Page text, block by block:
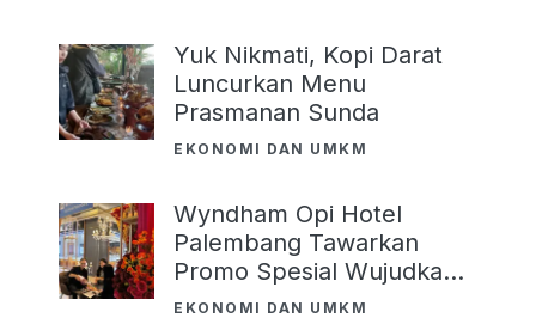
Yuk Nikmati, Kopi Darat
Luncurkan Menu
Prasmanan Sunda
EKONOMI DAN UMKM
Wyndham Opi Hotel
Palembang Tawarkan
Promo Spesial Wujudkan
Pernikahan Impian
EKONOMI DAN UMKM